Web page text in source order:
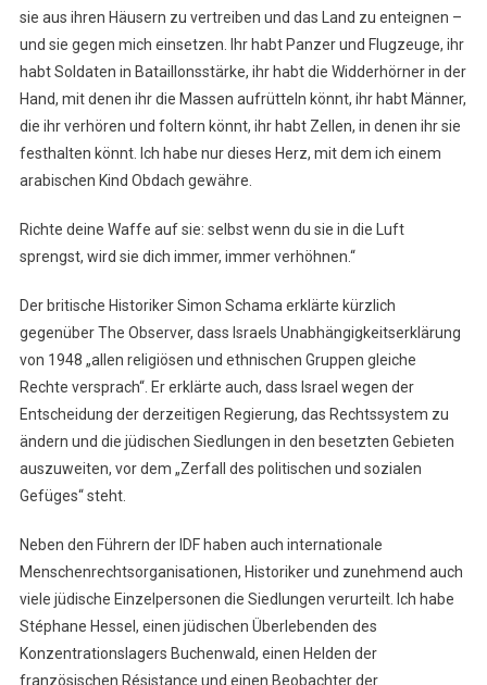
sie aus ihren Häusern zu vertreiben und das Land zu enteignen –
und sie gegen mich einsetzen. Ihr habt Panzer und Flugzeuge, ihr
habt Soldaten in Bataillonsstärke, ihr habt die Widderhörner in der
Hand, mit denen ihr die Massen aufrütteln könnt, ihr habt Männer,
die ihr verhören und foltern könnt, ihr habt Zellen, in denen ihr sie
festhalten könnt. Ich habe nur dieses Herz, mit dem ich einem
arabischen Kind Obdach gewähre.
Richte deine Waffe auf sie: selbst wenn du sie in die Luft
sprengst, wird sie dich immer, immer verhöhnen.“
Der britische Historiker Simon Schama erklärte kürzlich
gegenüber The Observer, dass Israels Unabhängigkeitserklärung
von 1948 „allen religiösen und ethnischen Gruppen gleiche
Rechte versprach“. Er erklärte auch, dass Israel wegen der
Entscheidung der derzeitigen Regierung, das Rechtssystem zu
ändern und die jüdischen Siedlungen in den besetzten Gebieten
auszuweiten, vor dem „Zerfall des politischen und sozialen
Gefüges“ steht.
Neben den Führern der IDF haben auch internationale
Menschenrechtsorganisationen, Historiker und zunehmend auch
viele jüdische Einzelpersonen die Siedlungen verurteilt. Ich habe
Stéphane Hessel, einen jüdischen Überlebenden des
Konzentrationslagers Buchenwald, einen Helden der
französischen Résistance und einen Beobachter der